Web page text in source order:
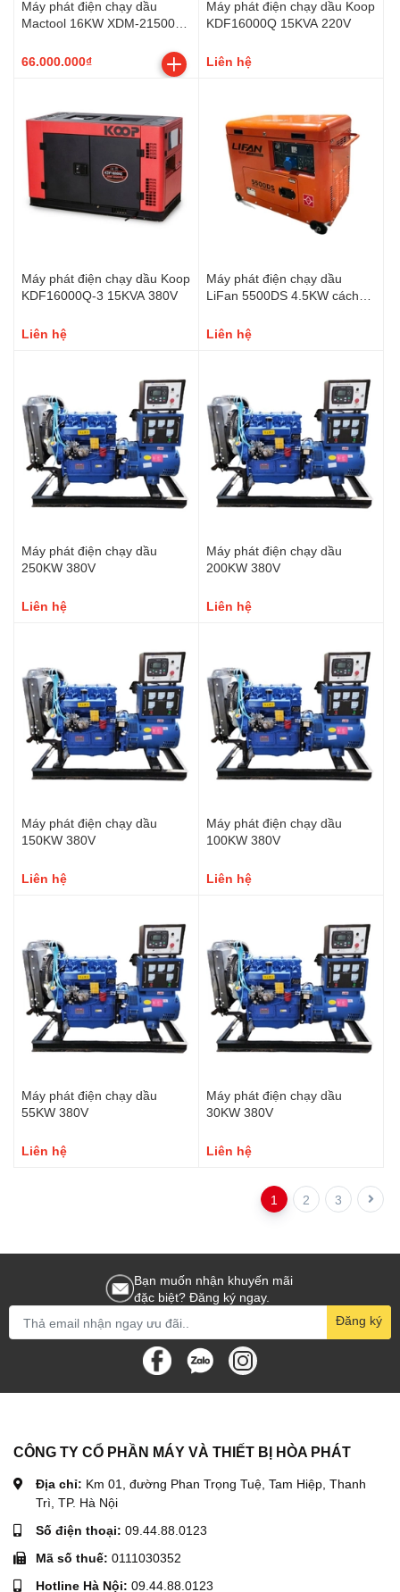
Máy phát điện chạy dầu
Mactool 16KW XDM-21500E
66.000.000₫
Máy phát điện chạy dầu Koop
KDF16000Q 15KVA 220V
Liên hệ
Máy phát điện chạy dầu Koop
KDF16000Q-3 15KVA 380V
Liên hệ
Máy phát điện chạy dầu
LiFan 5500DS 4.5KW cách
Liên hệ
Máy phát điện chạy dầu
250KW 380V
Liên hệ
Máy phát điện chạy dầu
200KW 380V
Liên hệ
Máy phát điện chạy dầu
150KW 380V
Liên hệ
Máy phát điện chạy dầu
100KW 380V
Liên hệ
Máy phát điện chạy dầu
55KW 380V
Liên hệ
Máy phát điện chạy dầu
30KW 380V
Liên hệ
1 2 3
Bạn muốn nhận khuyến mãi
đặc biệt? Đăng ký ngay.
Đăng ký
CÔNG TY CỔ PHẦN MÁY VÀ THIẾT BỊ HÒA PHÁT
Địa chỉ: Km 01, đường Phan Trọng Tuệ, Tam Hiệp, Thanh
Trì, TP. Hà Nội
Số điện thoại: 09.44.88.0123
Mã số thuế: 0111030352
Hotline Hà Nội: 09.44.88.0123